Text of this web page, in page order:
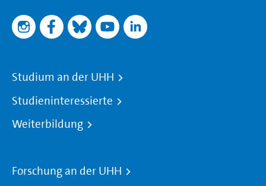
Studium an der UHH
Studieninteressierte
Weiterbildung
Forschung an der UHH